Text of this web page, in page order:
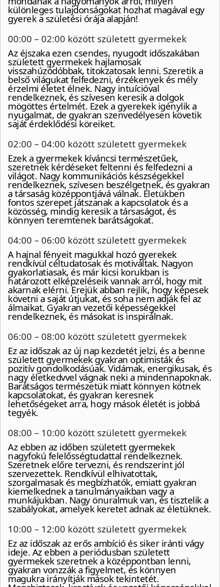
különleges tulajdonságokat hozhat magával egy
gyerek a születési órája alapján!
00:00 – 02:00 között született gyermekek
Az éjszaka ezen csendes, nyugodt időszakában
született gyermekek hajlamosak
visszahúzódóbbak, titokzatosak lenni. Szeretik a
belső világukat felfedezni, érzékenyek és mély
érzelmi életet élnek. Nagy intuícióval
rendelkeznek, és szívesen keresik a dolgok
mögöttes értelmét. Ezek a gyerekek igénylik a
nyugalmat, de gyakran szenvedélyesen követik
saját érdeklődési köreiket.
02:00 – 04:00 között született gyermekek
Ezek a gyermekek kíváncsi természetűek,
szeretnek kérdéseket feltenni és felfedezni a
világot. Nagy kommunikációs készségekkel
rendelkeznek, szívesen beszélgetnek, és gyakran
a társaság középpontjává válnak. Életükben
fontos szerepet játszanak a kapcsolatok és a
közösség, mindig keresik a társaságot, és
könnyen teremtenek barátságokat.
04:00 – 06:00 között született gyermekek
A hajnal fényeit magukkal hozó gyerekek
rendkívül céltudatosak és motiváltak. Nagyon
gyakorlatiasak, és már kicsi korukban is
határozott elképzeléseik vannak arról, hogy mit
akarnak elérni. Erejük abban rejlik, hogy képesek
követni a saját útjukat, és soha nem adják fel az
álmaikat. Gyakran vezetői képességekkel
rendelkeznek, és másokat is inspirálnak.
06:00 – 08:00 között született gyermekek
Ez az időszak az új nap kezdetét jelzi, és a benne
született gyermekek gyakran optimisták és
pozitív gondolkodásúak. Vidámak, energikusak, és
nagy életkedvvel vágnak neki a mindennapoknak.
Barátságos természetük miatt könnyen kötnek
kapcsolatokat, és gyakran keresnek
lehetőségeket arra, hogy mások életét is jobbá
tegyék.
08:00 – 10:00 között született gyermekek
Az ebben az időben született gyermekek
nagyfokú felelősségtudattal rendelkeznek.
Szeretnek előre tervezni, és rendszerint jól
szervezettek. Rendkívül elhivatottak,
szorgalmasak és megbízhatók, emiatt gyakran
kiemelkednek a tanulmányaikban vagy a
munkájukban. Nagy önuralmuk van, és tisztelik a
szabályokat, amelyek keretet adnak az életüknek.
10:00 – 12:00 között született gyermekek
Ez az időszak az erős ambíció és siker iránti vágy
ideje. Az ebben a periódusban született
gyermekek szeretnek a középpontban lenni,
gyakran vonzzák a figyelmet, és könnyen
magukra irányítják mások tekintetét.